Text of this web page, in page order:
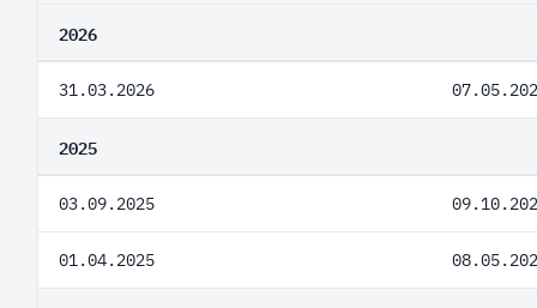
2026
31.03.2026
2025
03.09.2025
01.04.2025